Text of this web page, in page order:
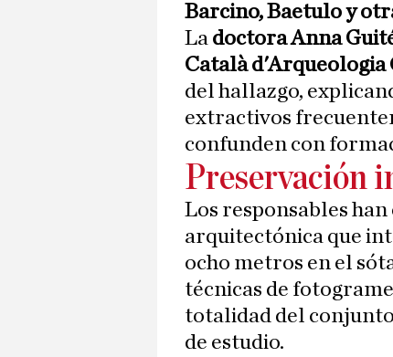
Barcino, Baetulo y
La doctora Anna
Català d'Arqueologia
del hallazgo,
extractivos
confunden con
Preservación
Los responsables
arquitectónica que
ocho metros en el
técnicas de
totalidad del
de estudio.